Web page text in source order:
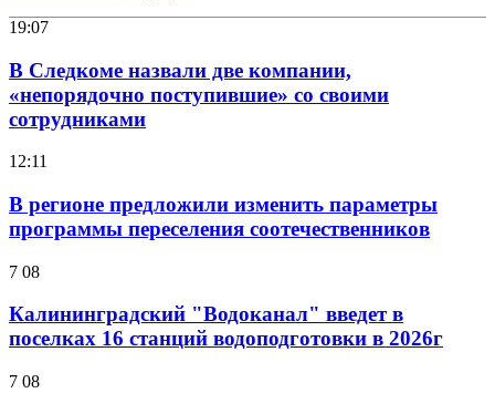
19:07
В Следкоме назвали две компании,
«непорядочно поступившие» со своими
сотрудниками
12:11
В регионе предложили изменить параметры
программы переселения соотечественников
7 08
Калининградский "Водоканал" введет в
поселках 16 станций водоподготовки в 2026г
7 08